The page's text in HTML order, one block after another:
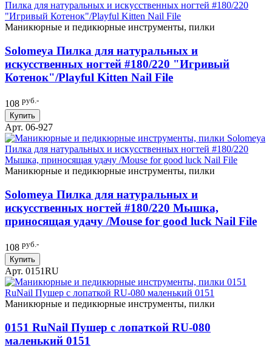
Маникюрные и педикюрные инструменты, пилки
Solomeya Пилка для натуральных и
искусственных ногтей #180/220 "Игривый
Котенок"/Playful Kitten Nail File
108 руб.-
Купить
Арт. 06-927
Маникюрные и педикюрные инструменты, пилки
Solomeya Пилка для натуральных и
искусственных ногтей #180/220 Мышка,
приносящая удачу /Mouse for good luck Nail File
108 руб.-
Купить
Арт. 0151RU
Маникюрные и педикюрные инструменты, пилки
0151 RuNail Пушер с лопаткой RU-080
маленький 0151